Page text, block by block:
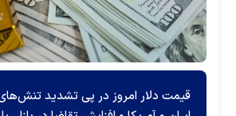
قیمت دلار امروز در پی تشدید